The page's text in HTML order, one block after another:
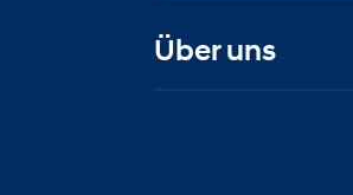
Über uns